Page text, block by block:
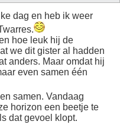
dag en heb ik weer
hoe leuk hij de
we dit gister al hadden
anders. Maar omdat hij
even samen één
samen. Vandaag
horizon een beetje te
dat gevoel klopt.